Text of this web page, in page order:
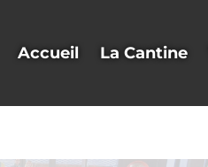
Accueil La Cantine